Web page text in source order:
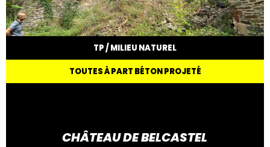
TP / MILIEU NATUREL
TOUTES À PART BÉTON PROJETÉ
CHÂTEAU DE BELCASTEL